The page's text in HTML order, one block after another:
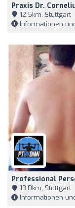
Praxis Dr.
12,5km, Stuttgart
Informationen
Professional
13,0km, Stuttgart
Informationen